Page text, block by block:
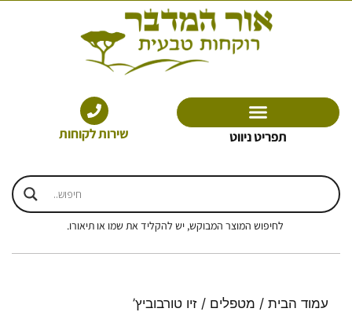
תפריט ניווט שירות לקוחות
לחיפוש המוצר המבוקש, יש להקליד את שמו או תיאורו.
עמוד הבית / מטפלים / זיו טורבוביץ’